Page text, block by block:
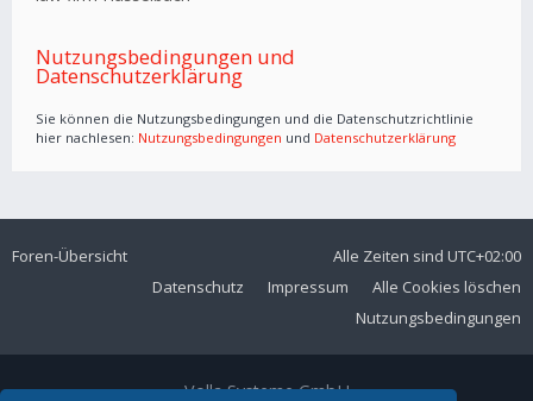
Nutzungsbedingungen und
Datenschutzerklärung
Sie können die Nutzungsbedingungen und die Datenschutzrichtlinie
hier nachlesen: Nutzungsbedingungen und Datenschutzerklärung
Foren-Übersicht Alle Zeiten sind UTC+02:00
Alle Cookies löschen
Impressum
Datenschutz
Nutzungsbedingungen
Volla Systeme GmbH